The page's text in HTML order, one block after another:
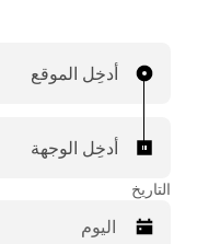
أدخِل الموقع
أدخِل الوجهة
التاريخ